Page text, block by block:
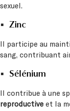
sexuel.
Zinc
Il participe au
sang, contribuant
Sélénium
Il contribue à une
reproductive et la